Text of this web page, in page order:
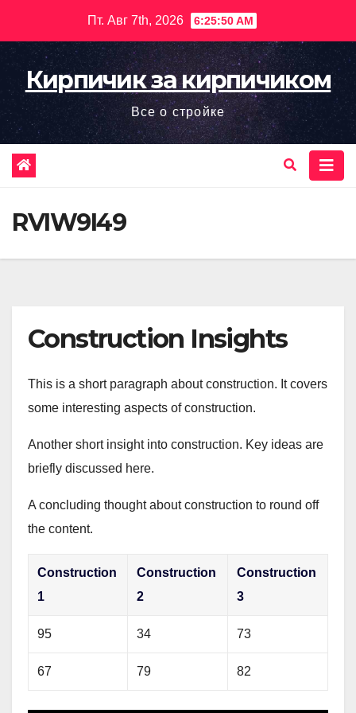
содержимому
Пт. Авг 7th, 2026 6:25:51 AM
Кирпичик за кирпичиком
Все о стройке
RVIW9I49
Construction Insights
This is a short paragraph about construction. It covers
some interesting aspects of construction.
Another short insight into construction. Key ideas are
briefly discussed here.
A concluding thought about construction to round off
the content.
Construction
1
Construction
2
Construction
3
95 34 73
67 79 82